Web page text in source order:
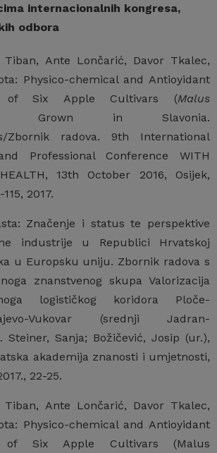
internacionalnih kongresa,
odbora
Tiban, Ante Lončarić, Davor Tkalec,
Physico-chemical and Antioyidant
of Six Apple Cultivars (Malus
Grown in Slavonia.
Zbornik radova. 9th International
Professional Conference WITH
13th October 2016, Osijek,
2017.
Značenje i status te perspektive
industrije u Republici Hrvatskoj
u Europsku uniju. Zbornik radova s
znanstvenog skupa Valorizacija
logističkog koridora Ploče-
Vukovar (srednji Jadran-
Steiner, Sanja; Božičević, Josip (ur.),
akademija znanosti i umjetnosti,
22-25.
Tiban, Ante Lončarić, Davor Tkalec,
Physico-chemical and Antioyidant
of Six Apple Cultivars (Malus